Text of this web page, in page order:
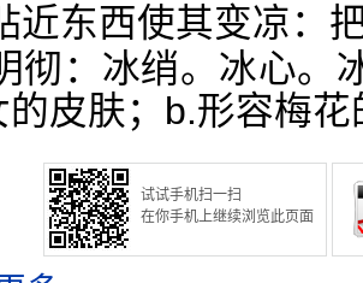
东西使其变凉：
：冰绡。冰心。
的皮肤；b.形容梅
试试手机扫一扫
在你手机上继续浏览此页面